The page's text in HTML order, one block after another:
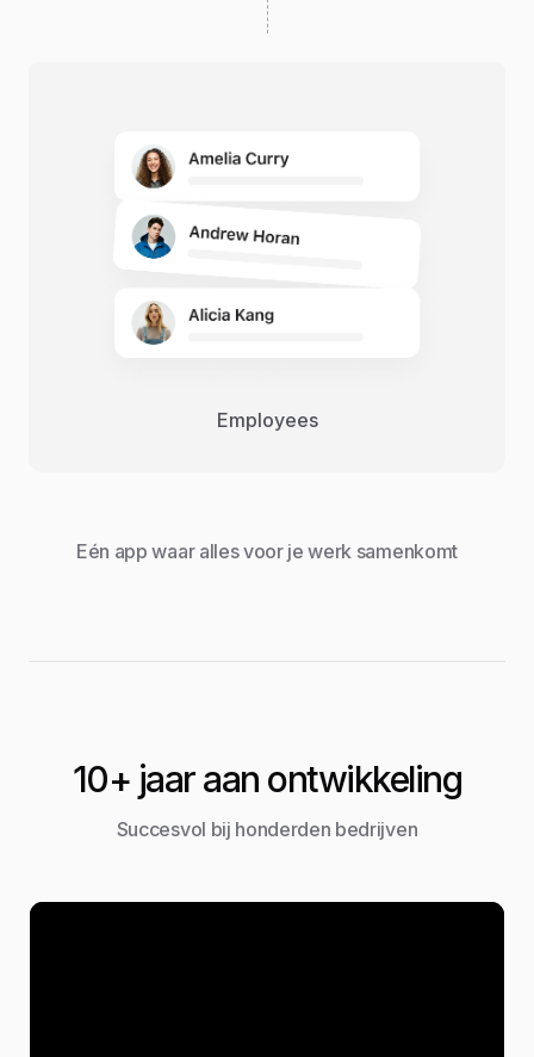
Employees
Eén app waar alles voor je werk samenkomt
10+ jaar aan ontwikkeling
Succesvol bij honderden bedrijven